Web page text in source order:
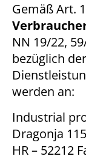
Gemäß Art.
NN 19/22,
bezüglich
werden an:
Industrial
Dragonja 115
HR – 52212